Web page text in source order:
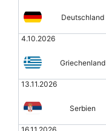
Deutschland
4.10.2026
Griechenland
13.11.2026
Serbien